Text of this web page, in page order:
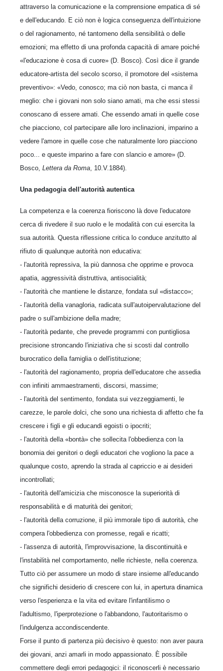
attraverso la comunicazione e la comprensione empatica di sé
e dell'educando. E ciò non è logica conseguenza dell'intuizione
o del ragionamento, né tantomeno della sensibilità o delle
emozioni; ma effetto di una profonda capacità di amare poiché
«l'educazione è cosa di cuore» (D. Bosco). Così dice il grande
educatore-artista del secolo scorso, il promotore del «sistema
preventivo»: «Vedo, conosco; ma ciò non basta, ci manca il
meglio: che i giovani non solo siano amati, ma che essi stessi
conoscano di essere amati. Che essendo amati in quelle cose
che piacciono, col partecipare alle loro inclinazioni, imparino a
vedere l'amore in quelle cose che naturalmente loro piacciono
poco... e queste imparino a fare con slancio e amore» (D.
Bosco, Lettera da Roma , 10.V.1884).
Una pedagogia dell'autorità autentica
La competenza e la coerenza fioriscono là dove l'educatore
cerca di rivedere il suo ruolo e le modalità con cui esercita la
sua autorità. Questa riflessione critica lo conduce anzitutto al
rifiuto di qualunque autorità non educativa:
- l'autorità repressiva, la più dannosa che opprime e provoca
apatia, aggressività distruttiva, antisocialità;
- l'autorità che mantiene le distanze, fondata sul «distacco»;
- l'autorità della vanagloria, radicata sull'autoipervalutazione del
padre o sull'ambizione della madre;
- l'autorità pedante, che prevede programmi con puntigliosa
precisione stroncando l'iniziativa che si scosti dal controllo
burocratico della famiglia o dell'istituzione;
- l'autorità del ragionamento, propria dell'educatore che assedia
con infiniti ammaestramenti, discorsi, massime;
- l'autorità del sentimento, fondata sui vezzeggiamenti, le
carezze, le parole dolci, che sono una richiesta di affetto che fa
crescere i figli e gli educandi egoisti o ipocriti;
- l'autorità della «bontà» che sollecita l'obbedienza con la
bonomia dei genitori o degli educatori che vogliono la pace a
qualunque costo, aprendo la strada al capriccio e ai desideri
incontrollati;
- l'autorità dell'amicizia che misconosce la superiorità di
responsabilità e di maturità dei genitori;
- l'autorità della corruzione, il più immorale tipo di autorità, che
compera l'obbedienza con promesse, regali e ricatti;
- l'assenza di autorità, l'improvvisazione, la discontinuità e
l'instabilità nel comportamento, nelle richieste, nella coerenza.
Tutto ciò per assumere un modo di stare insieme all'educando
che significhi desiderio di crescere con lui, in apertura dinamica
verso l'esperienza e la vita ed evitare l'infantilismo o
l'adultismo, l'iperprotezione o l'abbandono, l'autoritarismo o
l'indulgenza accondiscendente.
Forse il punto di partenza più decisivo è questo: non aver paura
dei giovani, anzi amarli in modo appassionato. È possibile
commettere degli errori pedagogici: il riconoscerli è necessario